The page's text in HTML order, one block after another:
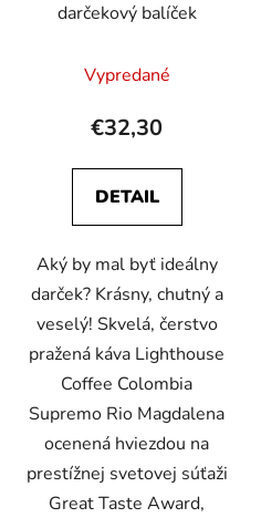
darčekový balíček
Vypredané
€32,30
DETAIL
Aký by mal byť ideálny
darček? Krásny, chutný a
veselý! Skvelá, čerstvo
pražená káva Lighthouse
Coffee Colombia
Supremo Rio Magdalena
ocenená hviezdou na
prestížnej svetovej súťaži
Great Taste Award,